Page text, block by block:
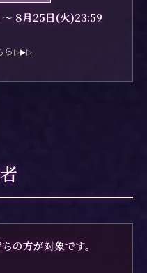
8月25日(火)23:59
ら ▷▶▷
の方が対象です。